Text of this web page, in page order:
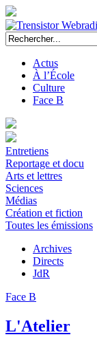
Actus
À l’École
Culture
Face B
Entretiens
Reportage et docu
Arts et lettres
Sciences
Médias
Création et fiction
Toutes les émissions
Archives
Directs
JdR
Face B
L'Atelier